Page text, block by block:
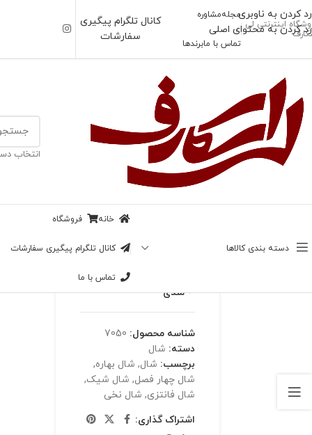
رد کردن به ناوبری
رد کردن به محتوای اصلی
اینترنتی لی
مجلهمشاوره
تماس با مابرندها
کانال تلگرام پیگیری
سفارشات
انتخاب
دسته بندی کالاها
خانه فروشگاه
کانال تلگرام پیگیری سفارشات
تماس با ما
خانه/ شال
بزرگنمایی تصویر شال فانتزی طرح دار
تومان
در انبار موجود نمی باشد
افزودن به علاقه
مندی
شناسه محصول: 7050
دسته: شال
برچسب: شال, شال بهاره,
شال چهار فصل, شال شیک,
شال فانتزی, شال نخی
اشتراک گذاری: